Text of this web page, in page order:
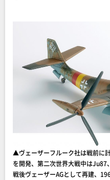
▲ヴェーザーフルーク社は戦前に
を開発、第二次世界大戦中はJu87
戦後ヴェーザーAGとして再建、